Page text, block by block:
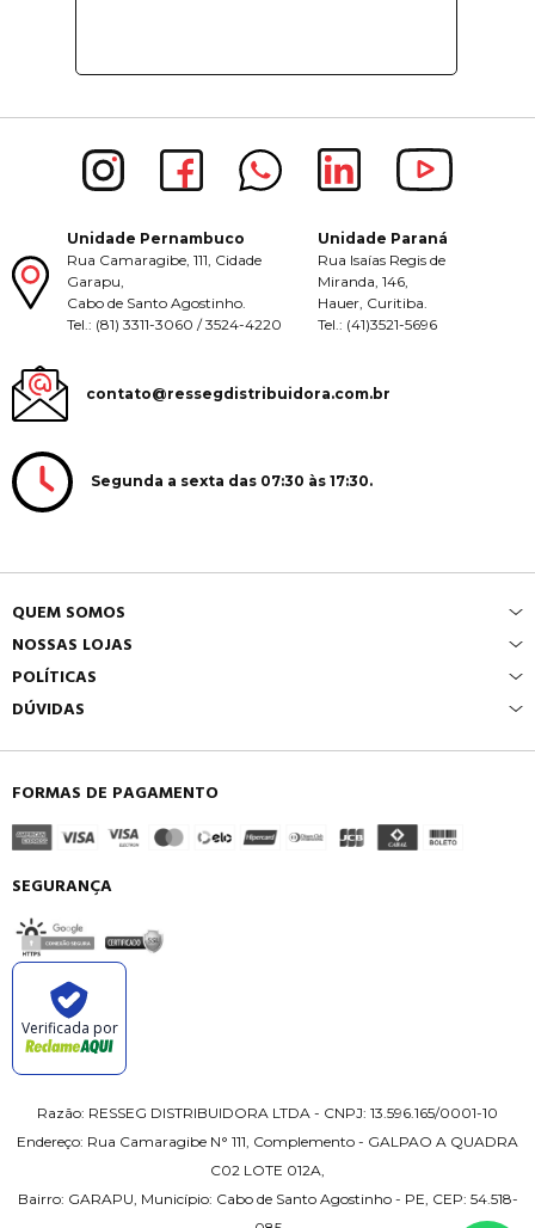
Unidade Pernambuco
Rua Camaragibe, 111, Cidade
Garapu,
Cabo de Santo Agostinho.
Tel.: (81) 3311-3060 / 3524-4220
Unidade Paraná
Rua Isaías Regis de
Miranda, 146,
Hauer, Curitiba.
Tel.: (41)3521-5696
contato@ressegdistribuidora.com.br
Segunda a sexta das 07:30 às 17:30.
QUEM SOMOS
NOSSAS LOJAS
POLÍTICAS
DÚVIDAS
FORMAS DE PAGAMENTO
SEGURANÇA
Verificada por
Razão: RESSEG DISTRIBUIDORA LTDA - CNPJ: 13.596.165/0001-10
Endereço: Rua Camaragibe N° 111, Complemento - GALPAO A QUADRA
C02 LOTE 012A,
Bairro: GARAPU, Município: Cabo de Santo Agostinho - PE, CEP: 54.518-